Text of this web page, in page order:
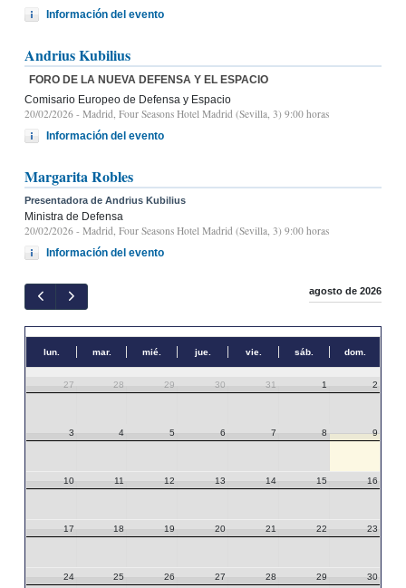
Información del evento
Andrius Kubilius
FORO DE LA NUEVA DEFENSA Y EL ESPACIO
Comisario Europeo de Defensa y Espacio
20/02/2026 - Madrid, Four Seasons Hotel Madrid (Sevilla, 3) 9:00 horas
Información del evento
Margarita Robles
Presentadora de Andrius Kubilius
Ministra de Defensa
20/02/2026 - Madrid, Four Seasons Hotel Madrid (Sevilla, 3) 9:00 horas
Información del evento
agosto de 2026
lun. mar. mié. jue. vie. sáb. dom.
27 28 29 30 31 1 2
3 4 5 6 7 8 9
10 11 12 13 14 15 16
17 18 19 20 21 22 23
24 25 26 27 28 29 30